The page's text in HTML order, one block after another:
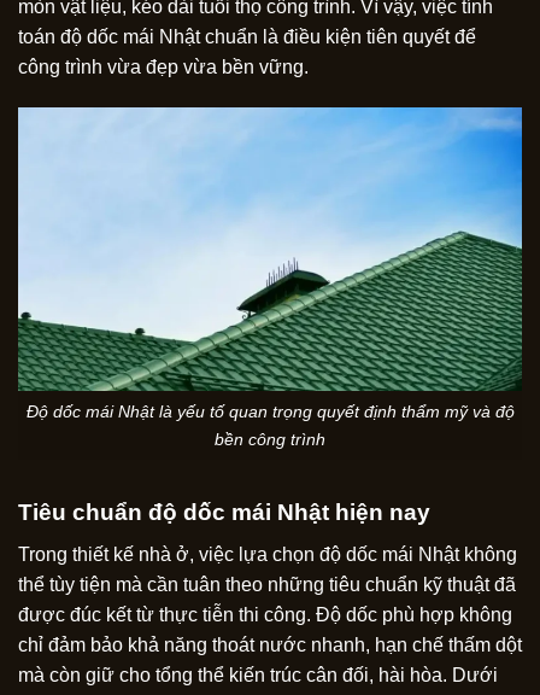
mòn vật liệu, kéo dài tuổi thọ công trình. Vì vậy, việc tính
toán độ dốc mái Nhật chuẩn là điều kiện tiên quyết để
công trình vừa đẹp vừa bền vững.
Độ dốc mái Nhật là yếu tố quan trọng quyết định thẩm mỹ và độ
bền công trình
Tiêu chuẩn độ dốc mái Nhật hiện nay
Trong thiết kế nhà ở, việc lựa chọn độ dốc mái Nhật không
thể tùy tiện mà cần tuân theo những tiêu chuẩn kỹ thuật đã
được đúc kết từ thực tiễn thi công. Độ dốc phù hợp không
chỉ đảm bảo khả năng thoát nước nhanh, hạn chế thấm dột
mà còn giữ cho tổng thể kiến trúc cân đối, hài hòa. Dưới